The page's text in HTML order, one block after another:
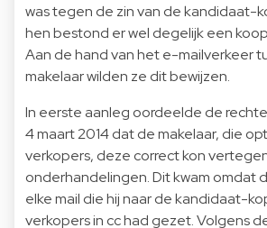
was tegen de zin van de kandidaat-
hen bestond er wel degelijk een
Aan de hand van het e-mailverkeer
makelaar wilden ze dit bewijzen.
In eerste aanleg oordeelde de
4 maart 2014 dat de makelaar, die
verkopers, deze correct kon
onderhandelingen. Dit kwam omdat
elke mail die hij naar de kandidaat-
verkopers in cc had gezet. Volgens